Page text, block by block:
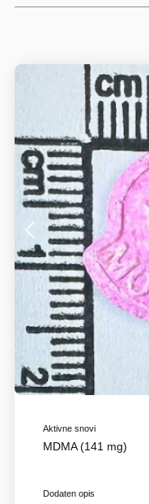
Aktivne snovi
MDMA (141 mg)
Dodaten opis